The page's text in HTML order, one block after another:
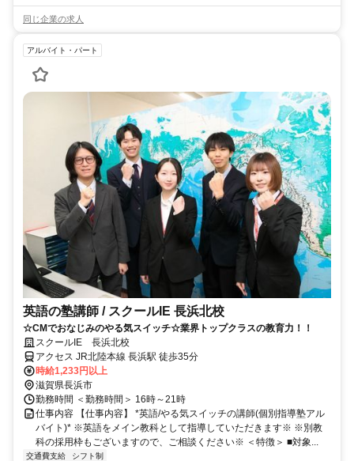
同じ企業の求人
アルバイト・パート
英語の塾講師 / スクールIE 長浜北校
☆CMでおなじみのやる気スイッチ☆業界トップクラスの教育力！！
スクールIE 長浜北校
アクセス JR北陸本線 長浜駅 徒歩35分
時給1,233円以上
滋賀県長浜市
勤務時間 ＜勤務時間＞ 16時～21時
仕事内容 【仕事内容】 *英語/やる気スイッチの講師(個別指導塾アル
バイト)* ※英語をメイン教科として指導していただきます※ ※別教
科の採用枠もございますので、ご相談ください※ ＜特徴＞ ■対象...
交通費支給 シフト制